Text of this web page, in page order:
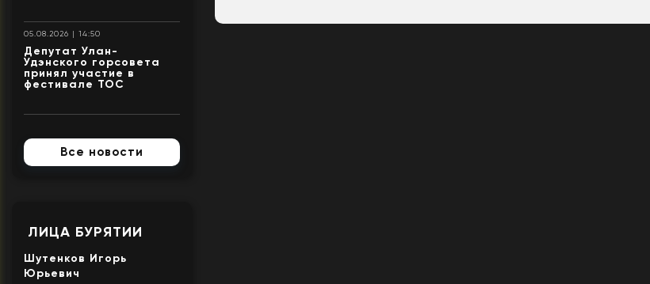
05.08.2026 | 14:50
Депутат Улан-
Удэнского горсовета
принял участие в
фестивале ТОС
Все новости
ЛИЦА БУРЯТИИ
Шутенков Игорь
Юрьевич